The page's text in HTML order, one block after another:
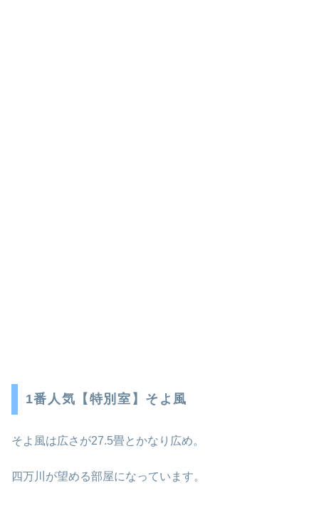
1番人気【特別室】そよ風
そよ風は広さが27.5畳とかなり広め。
四万川が望める部屋になっています。